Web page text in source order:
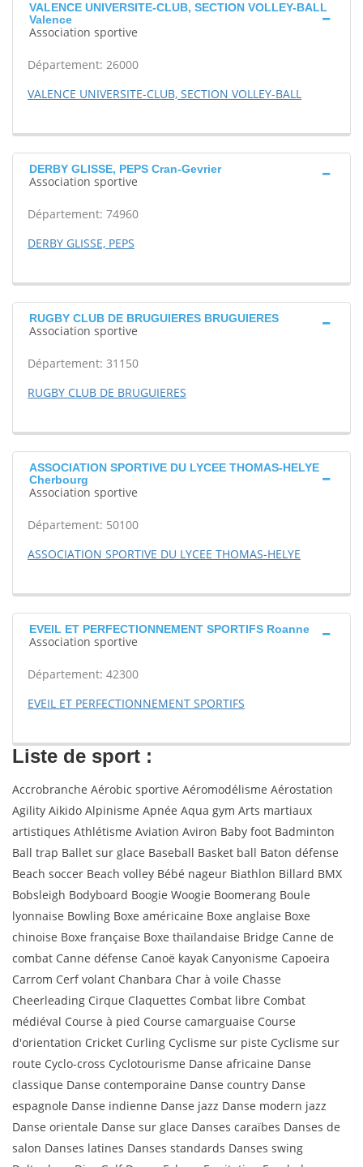
VALENCE UNIVERSITE-CLUB, SECTION VOLLEY-BALL
Valence
Association sportive
Département: 26000
VALENCE UNIVERSITE-CLUB, SECTION VOLLEY-BALL
DERBY GLISSE, PEPS Cran-Gevrier
Association sportive
Département: 74960
DERBY GLISSE, PEPS
RUGBY CLUB DE BRUGUIERES BRUGUIERES
Association sportive
Département: 31150
RUGBY CLUB DE BRUGUIERES
ASSOCIATION SPORTIVE DU LYCEE THOMAS-HELYE
Cherbourg
Association sportive
Département: 50100
ASSOCIATION SPORTIVE DU LYCEE THOMAS-HELYE
EVEIL ET PERFECTIONNEMENT SPORTIFS Roanne
Association sportive
Département: 42300
EVEIL ET PERFECTIONNEMENT SPORTIFS
Liste de sport :
Accrobranche Aérobic sportive Aéromodélisme Aérostation
Agility Aikido Alpinisme Apnée Aqua gym Arts martiaux
artistiques Athlétisme Aviation Aviron Baby foot Badminton
Ball trap Ballet sur glace Baseball Basket ball Baton défense
Beach soccer Beach volley Bébé nageur Biathlon Billard BMX
Bobsleigh Bodyboard Boogie Woogie Boomerang Boule
lyonnaise Bowling Boxe américaine Boxe anglaise Boxe
chinoise Boxe française Boxe thaïlandaise Bridge Canne de
combat Canne défense Canoë kayak Canyonisme Capoeira
Carrom Cerf volant Chanbara Char à voile Chasse
Cheerleading Cirque Claquettes Combat libre Combat
médiéval Course à pied Course camarguaise Course
d'orientation Cricket Curling Cyclisme sur piste Cyclisme sur
route Cyclo-cross Cyclotourisme Danse africaine Danse
classique Danse contemporaine Danse country Danse
espagnole Danse indienne Danse jazz Danse modern jazz
Danse orientale Danse sur glace Danses caraïbes Danses de
salon Danses latines Danses standards Danses swing